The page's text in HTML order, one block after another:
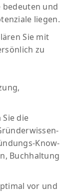
bedeuten und
liegen.
Sie mit
zu
Sie die
Know-
Buchhaltung
vor und